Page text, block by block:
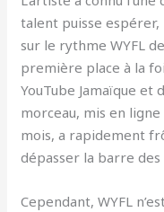
talent puisse
sur le rythme WYFL de
première place à la
YouTube Jamaïque et
morceau, mis en
mois, a rapidement
dépasser la barre
Cependant, WYFL